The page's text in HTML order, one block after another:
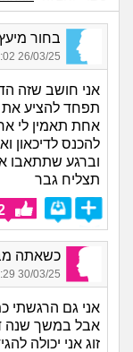
בחור מיעץ,
26/03/25 21:02
אני חושב שזה
תפחד להציע
אחת תאמין לי
להכנס לדיכאון
וברגע שתתאבו
תצליח גבר
כשאתה
30/03/25 23:29
אני גם הרגשתי
אבל במשך שנה
זוג אני יכולה